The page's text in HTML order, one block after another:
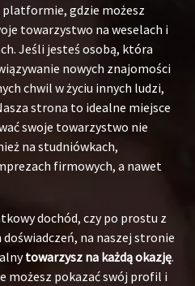
gdzie możesz
towarzystwo na weselach i
Jeśli jesteś osobą, która
nowych znajomości
chwil w życiu innych ludzi,
strona to idealne miejsce
swoje towarzystwo nie
na studniówkach,
firmowych, a nawet
dochód, czy po prostu z
doświadczeń, na naszej stronie
towarzysz na każdą okazję.
możesz pokazać swój profil i